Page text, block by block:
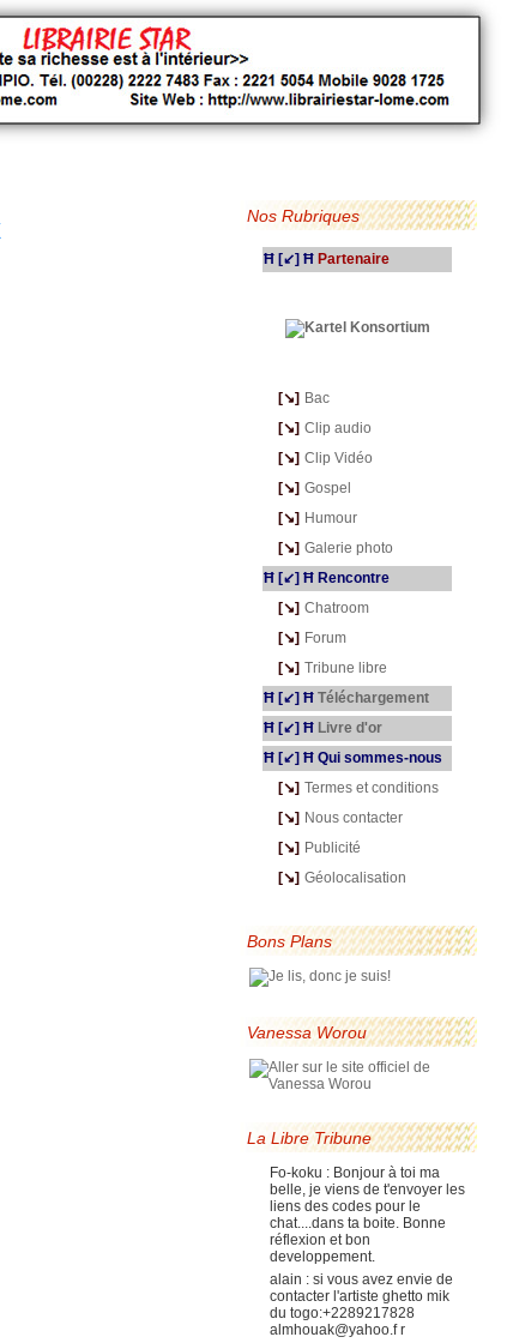
Nos Rubriques
Ħ [↙] Ħ Partenaire
[↘] Bac
[↘] Clip audio
[↘] Clip Vidéo
[↘] Gospel
[↘] Humour
[↘] Galerie photo
Ħ [↙] Ħ Rencontre
[↘] Chatroom
[↘] Forum
[↘] Tribune libre
Ħ [↙] Ħ Téléchargement
Ħ [↙] Ħ Livre d'or
Ħ [↙] Ħ Qui sommes-nous
[↘] Termes et conditions
[↘] Nous contacter
[↘] Publicité
[↘] Géolocalisation
Bons Plans
Vanessa Worou
La Libre Tribune
Fo-koku : Bonjour à toi ma
belle, je viens de t'envoyer les
liens des codes pour le
chat....dans ta boite. Bonne
réflexion et bon
developpement.
alain : si vous avez envie de
contacter l'artiste ghetto mik
du togo:+2289217828
almhouak@yahoo.f r